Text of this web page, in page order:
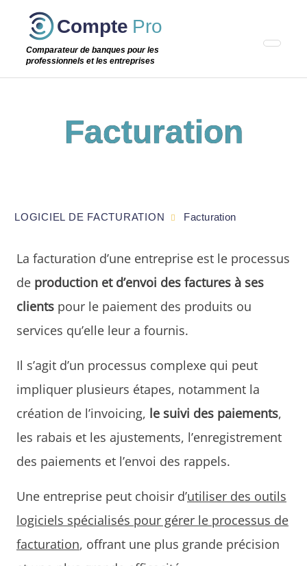
Passer
étape
Compte Pro
Comparateur de banques pour les
professionnels et les entreprises
Facturation
La facturation d’une entreprise est le processus
de production et d’envoi des factures à ses
clients pour le paiement des produits ou
services qu’elle leur a fournis.
Il s’agit d’un processus complexe qui peut
impliquer plusieurs étapes, notamment la
création de l’invoicing, le suivi des paiements,
les rabais et les ajustements, l’enregistrement
des paiements et l’envoi des rappels.
Une entreprise peut choisir d’utiliser des outils
logiciels spécialisés pour gérer le processus de
facturation, offrant une plus grande précision
LOGICIEL DE FACTURATION Facturation